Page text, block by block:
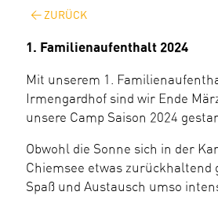
ZURÜCK
1. Familienaufenthalt 2024
Mit unserem 1.
Irmengardhof sind wir Ende
unsere Camp Saison 2024
Obwohl die Sonne sich in der
Chiemsee etwas zurückhaltend
Spaß und Austausch umso